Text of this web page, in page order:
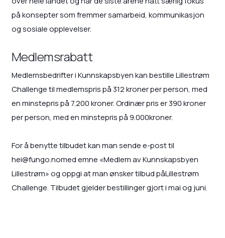
på konsepter som fremmer samarbeid, kommunikasjon
og sosiale opplevelser.
Medlemsrabatt
Medlemsbedrifter i Kunnskapsbyen kan bestille Lillestrøm
Challenge til medlemspris på 312 kroner per person, med
en minstepris på 7.200 kroner. Ordinær pris er 390 kroner
per person, med en minstepris på 9.000kroner.
For å benytte tilbudet kan man sende e-post til
hei@fungo.nomed emne «Medlem av Kunnskapsbyen
Lillestrøm» og oppgi at man ønsker tilbud påLillestrøm
Challenge. Tilbudet gjelder bestillinger gjort i mai og juni.